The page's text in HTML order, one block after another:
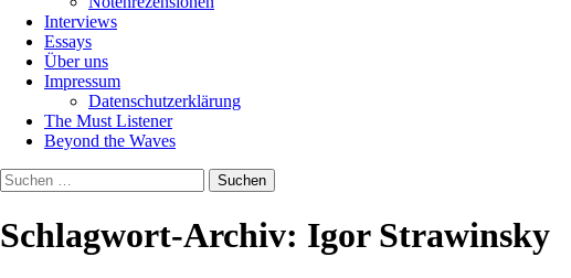
Interviews
Essays
Über uns
Impressum
Datenschutzerklärung
The Must Listener
Beyond the Waves
Suchen
nach:
Schlagwort-Archiv: Igor Strawinsky